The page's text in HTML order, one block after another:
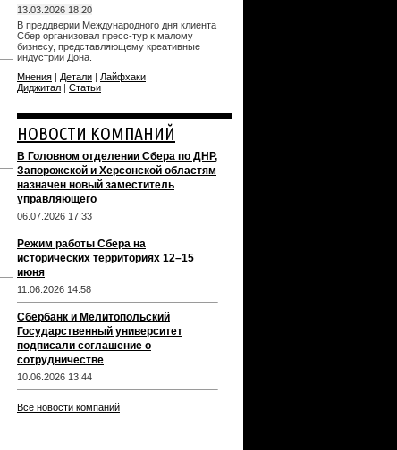
13.03.2026 18:20
В преддверии Международного дня клиента
Сбер организовал пресс-тур к малому
бизнесу, представляющему креативные
индустрии Дона.
Мнения | Детали | Лайфхаки
Диджитал | Статьи
НОВОСТИ КОМПАНИЙ
В Головном отделении Сбера по ДНР,
Запорожской и Херсонской областям
назначен новый заместитель
управляющего
06.07.2026 17:33
Режим работы Сбера на
исторических территориях 12–15
июня
11.06.2026 14:58
Сбербанк и Мелитопольский
Государственный университет
подписали соглашение о
сотрудничестве
10.06.2026 13:44
Все новости компаний